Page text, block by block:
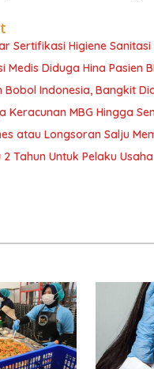
Sertifikasi Higiene Sanitasi
Medis Diduga Hina Pasien
Bobol Indonesia, Bangkit
Keracunan MBG Hingga
atau Longsoran Salju
2 Tahun Untuk Pelaku